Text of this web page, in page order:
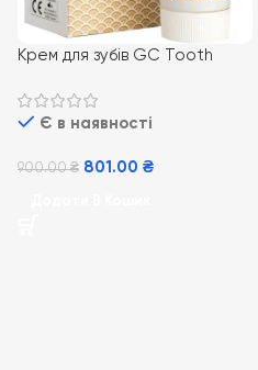
Крем для зубів GC Tooth
Ванільний
Є в наявності
900.00₴ 801.00 ₴